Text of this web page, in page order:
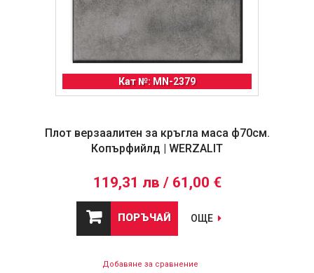
Кат №: MN-2379
Плот верзаалитен за кръгла маса ф70см.
Копърфийлд | WERZALIT
119,31 лв / 61,00 €
ПОРЪЧАЙ ОЩЕ
Добавяне за сравнение